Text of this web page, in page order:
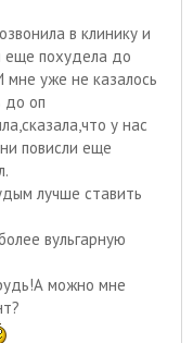
в клинику и
еще похудела до
мне уже не казалось
до оп
у нас
повисли еще
лучше ставить
вульгарную
можно мне